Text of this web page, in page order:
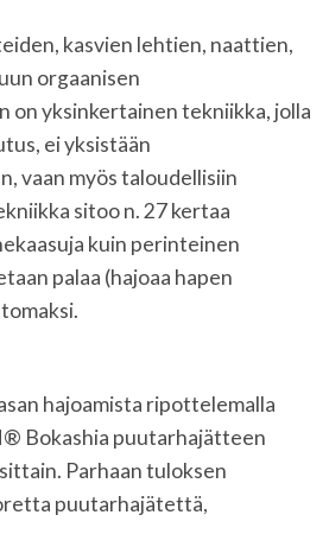
kasvien lehtien, naattien,
orgaanisen
on yksinkertainen tekniikka, jolla
ei yksistään
vaan myös taloudellisiin
sitoo n. 27 kertaa
kuin perinteinen
palaa (hajoaa hapen
hajoamista ripottelemalla
Bokashia puutarhajätteen
Parhaan tuloksen
puutarhajätettä,